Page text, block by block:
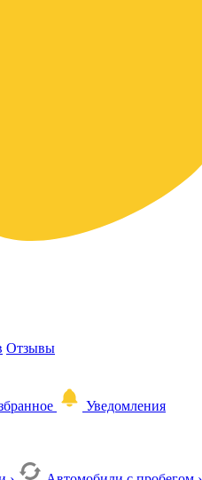
Отзывы
Уведомления